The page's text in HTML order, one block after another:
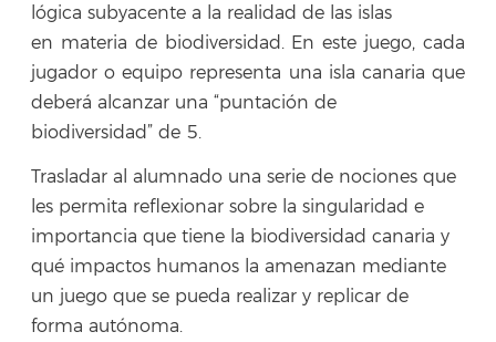
lógica subyacente a la realidad de las islas
en materia de biodiversidad. En este juego, cada
jugador o equipo representa una isla canaria que
deberá alcanzar una “puntación de
biodiversidad” de 5.
Trasladar al alumnado una serie de nociones que
les permita reflexionar sobre la singularidad e
importancia que tiene la biodiversidad canaria y
qué impactos humanos la amenazan mediante
un juego que se pueda realizar y replicar de
forma autónoma.